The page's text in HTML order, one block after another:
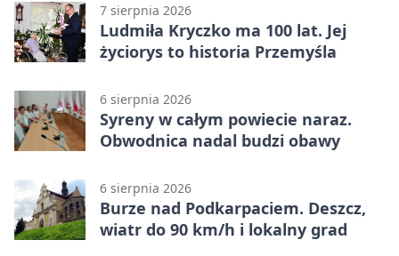
7 sierpnia 2026
Ludmiła Kryczko ma 100 lat. Jej
życiorys to historia Przemyśla
6 sierpnia 2026
Syreny w całym powiecie naraz.
Obwodnica nadal budzi obawy
6 sierpnia 2026
Burze nad Podkarpaciem. Deszcz,
wiatr do 90 km/h i lokalny grad